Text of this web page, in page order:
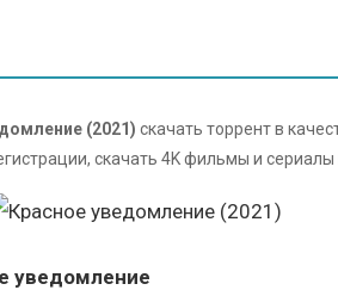
(2021) скачать торрент в
скачать 4K фильмы и
уведомление